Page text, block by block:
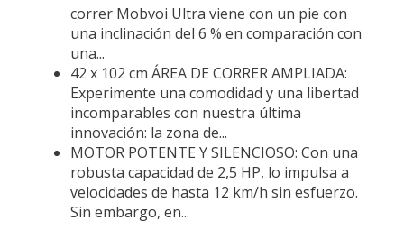
correr Mobvoi Ultra viene con un pie con
una inclinación del 6 % en comparación con
una...
42 x 102 cm ÁREA DE CORRER AMPLIADA:
Experimente una comodidad y una libertad
incomparables con nuestra última
innovación: la zona de...
MOTOR POTENTE Y SILENCIOSO: Con una
robusta capacidad de 2,5 HP, lo impulsa a
velocidades de hasta 12 km/h sin esfuerzo.
Sin embargo, en...